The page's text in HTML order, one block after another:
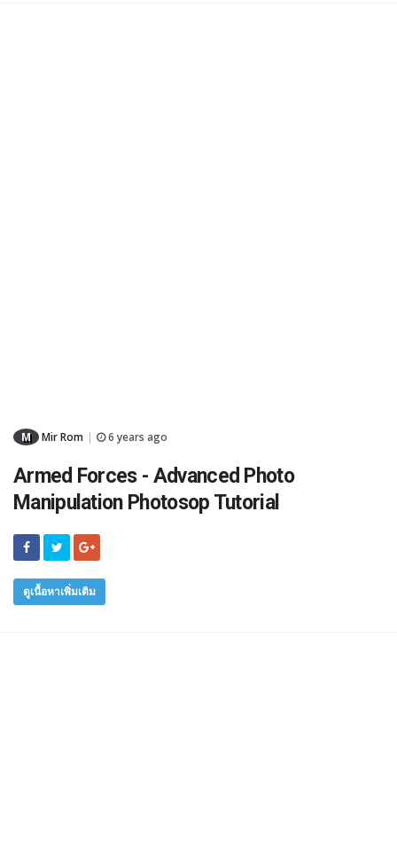
M Mir Rom 6 years ago
Armed Forces - Advanced Photo
Manipulation Photosop Tutorial
ดูเนื้อหาเพิ่มเติม